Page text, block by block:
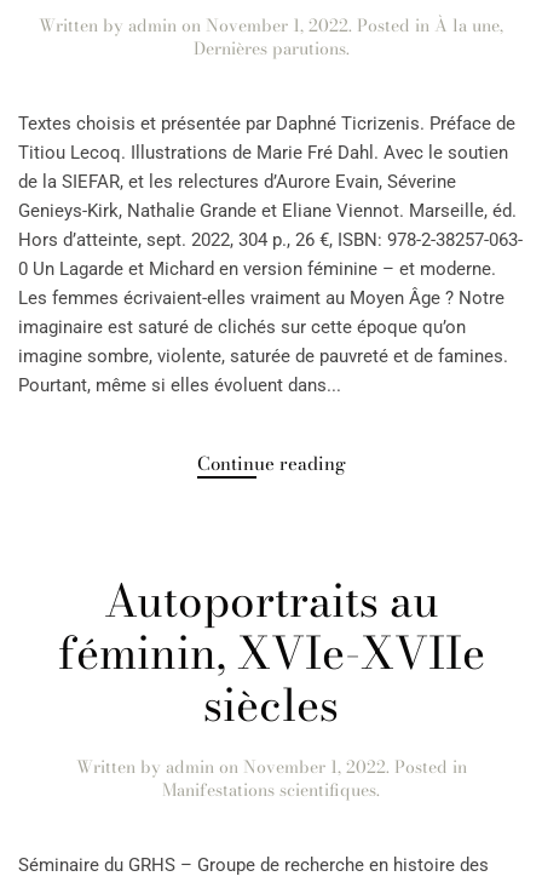
Written by admin on November 1, 2022. Posted in À la une,
Dernières parutions.
Textes choisis et présentée par Daphné Ticrizenis. Préface de
Titiou Lecoq. Illustrations de Marie Fré Dahl. Avec le soutien
de la SIEFAR, et les relectures d’Aurore Evain, Séverine
Genieys-Kirk, Nathalie Grande et Eliane Viennot. Marseille, éd.
Hors d’atteinte, sept. 2022, 304 p., 26 €, ISBN: 978-2-38257-063-
0 Un Lagarde et Michard en version féminine – et moderne.
Les femmes écrivaient-elles vraiment au Moyen Âge ? Notre
imaginaire est saturé de clichés sur cette époque qu’on
imagine sombre, violente, saturée de pauvreté et de famines.
Pourtant, même si elles évoluent dans...
Continue reading
Autoportraits au
féminin, XVIe-XVIIe
siècles
Written by admin on November 1, 2022. Posted in
Manifestations scientifiques.
Séminaire du GRHS – Groupe de recherche en histoire des